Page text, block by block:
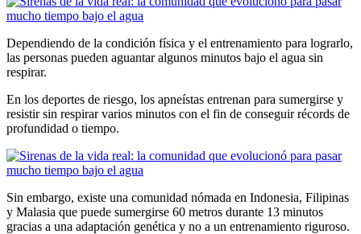
Dependiendo de la condición física y el entrenamiento para lograrlo,
las personas pueden aguantar algunos minutos bajo el agua sin
respirar.
En los deportes de riesgo, los apneístas entrenan para sumergirse y
resistir sin respirar varios minutos con el fin de conseguir récords de
profundidad o tiempo.
Sin embargo, existe una comunidad nómada en Indonesia, Filipinas
y Malasia que puede sumergirse 60 metros durante 13 minutos
gracias a una adaptación genética y no a un entrenamiento riguroso.